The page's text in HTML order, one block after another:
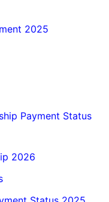
2025
Payment Status
2026